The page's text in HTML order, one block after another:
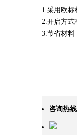
1.采用欧标
2.开启方式
3.节省材料
咨询热